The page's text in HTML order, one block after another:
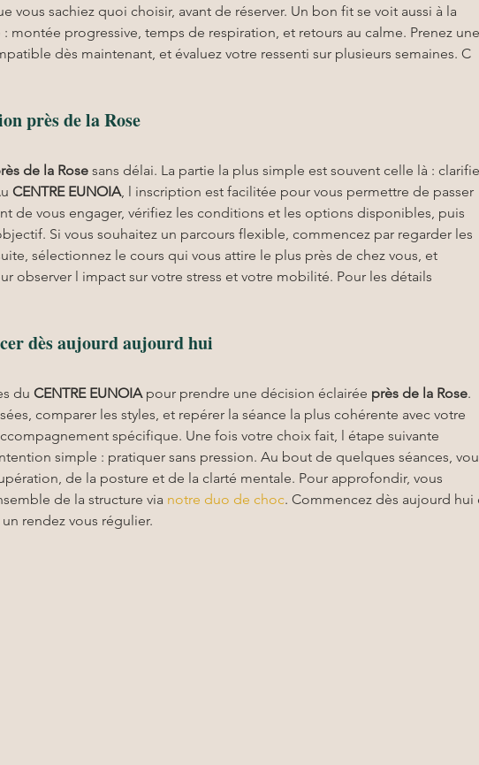
vous sachiez quoi choisir, avant de réserver. Un bon fit se voit aussi à la
montée progressive, temps de respiration, et retours au calme. Prenez une
dès maintenant, et évaluez votre ressenti sur plusieurs semaines. C
près de la Rose
de la Rose sans délai. La partie la plus simple est souvent celle là :
CENTRE EUNOIA, l inscription est facilitée pour vous permettre de passer
de vous engager, vérifiez les conditions et les options disponibles, puis
Si vous souhaitez un parcours flexible, commencez par regarder les
sélectionnez le cours qui vous attire le plus près de chez vous, et
observer l impact sur votre stress et votre mobilité. Pour les détails
dès aujourd aujourd hui
du CENTRE EUNOIA pour prendre une décision éclairée près de la Rose.
comparer les styles, et repérer la séance la plus cohérente avec votre
spécifique. Une fois votre choix fait, l étape suivante
simple : pratiquer sans pression. Au bout de quelques séances,
de la posture et de la clarté mentale. Pour approfondir, vous
de la structure via notre duo de choc. Commencez dès aujourd hui
un rendez vous régulier.